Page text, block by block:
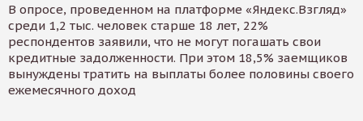
В опросе, проведенном на платформе «Яндекс.Взгляд»
среди 1,2 тыс. человек старше 18 лет, 22%
респондентов заявили, что не могут погашать свои
кредитные задолженности. При этом 18,5% заемщиков
вынуждены тратить на выплаты более половины своего
ежемесячного доход